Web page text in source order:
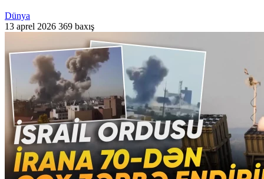
Dünya
13 aprel 2026 369 baxış